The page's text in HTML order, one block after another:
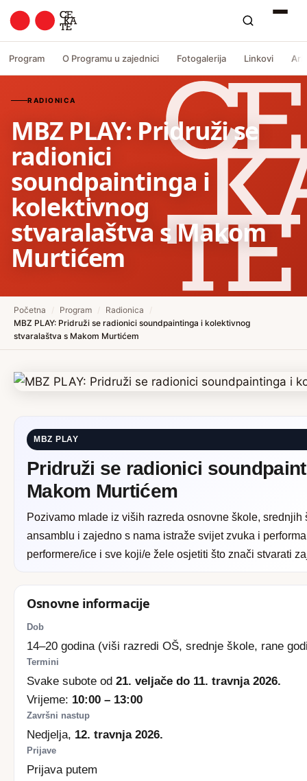
Program O Programu u zajednici Fotogalerija Linkovi
RADIONICA
MBZ PLAY: Pridruži se
radionici
soundpaintinga i
kolektivnog
stvaralaštva s Makom
Murtićem
Početna Program Radionica
MBZ PLAY: Pridruži se radionici soundpaintinga i kolektivnog
stvaralaštva s Makom Murtićem
MBZ PLAY
Pridruži se radionici
Makom Murtićem
Pozivamo mlade iz viših razreda osnovne škole,
ansamblu i zajedno s nama istraže svijet zvuka i
performere/ice i sve koji/e žele osjetiti što znači stvarati
Osnovne informacije
Dob
14–20 godina (viši razredi OŠ, srednje škole, rane
Termini
Svake subote od 21. veljače do 11. travnja 2026.
Vrijeme: 10:00 – 13:00
Završni nastup
Nedjelja, 12. travnja 2026.
Prijave
Prijava putem